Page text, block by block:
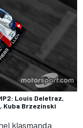
Louis Deletraz,
Kuba Brzezinski
klasmanda